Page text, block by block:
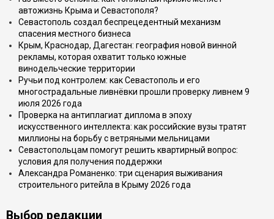
автожизнь Крыма и Севастополя?
Севастополь создал беспрецедентный механизм
спасения местного бизнеса
Крым, Краснодар, Дагестан: география новой винной
рекламы, которая охватит только южные
винодельческие территории
Ручьи под контролем: как Севастополь и его
многострадальные ливнёвки прошли проверку ливнем 9
июля 2026 года
Проверка на антиплагиат диплома в эпоху
искусственного интеллекта: как российские вузы тратят
миллионы на борьбу с ветряными мельницами
Севастопольцам помогут решить квартирный вопрос:
условия для получения поддержки
Александра Романенко: три сценария выживания
строительного ритейла в Крыму 2026 года
Выбор редакции